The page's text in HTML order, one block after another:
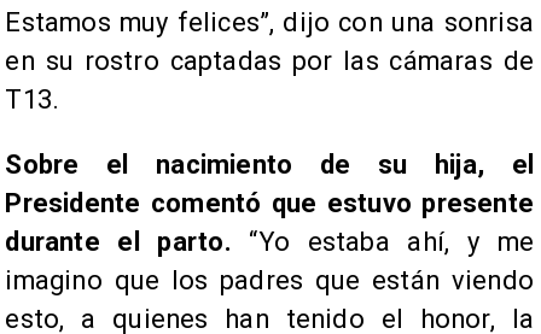
Estamos muy felices”, dijo con una sonrisa
en su rostro captadas por las cámaras de
T13.
Sobre el nacimiento de su hija, el
Presidente comentó que estuvo presente
durante el parto. “Yo estaba ahí, y me
imagino que los padres que están viendo
esto, a quienes han tenido el honor, la